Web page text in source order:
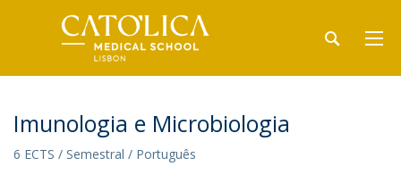
Imunologia e Microbiologia
6 ECTS / Semestral / Português